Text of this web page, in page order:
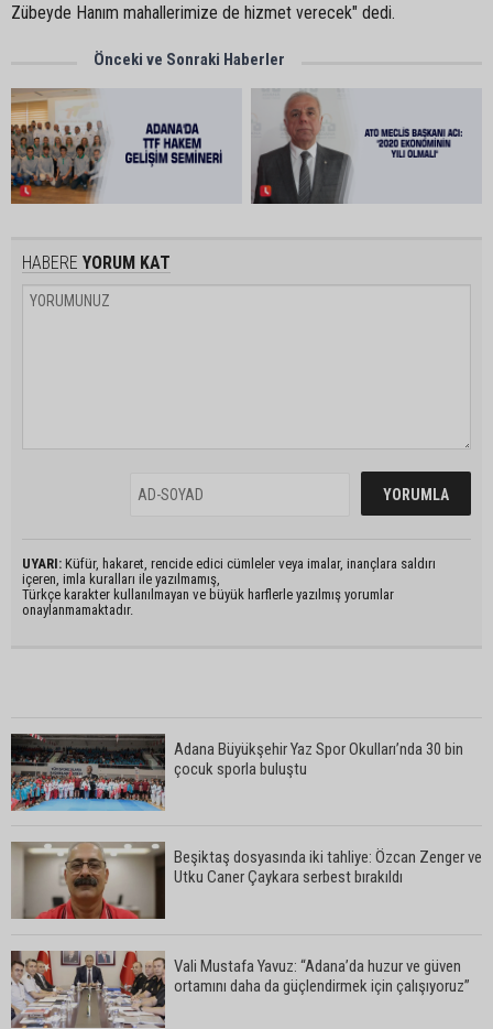
Zübeyde Hanım mahallerimize de hizmet verecek" dedi.
Önceki ve Sonraki Haberler
HABERE YORUM KAT
UYARI: Küfür, hakaret, rencide edici cümleler veya imalar, inançlara saldırı
içeren, imla kuralları ile yazılmamış,
Türkçe karakter kullanılmayan ve büyük harflerle yazılmış yorumlar
onaylanmamaktadır.
Adana Büyükşehir Yaz Spor Okulları’nda 30 bin
çocuk sporla buluştu
Beşiktaş dosyasında iki tahliye: Özcan Zenger ve
Utku Caner Çaykara serbest bırakıldı
Vali Mustafa Yavuz: “Adana’da huzur ve güven
ortamını daha da güçlendirmek için çalışıyoruz”